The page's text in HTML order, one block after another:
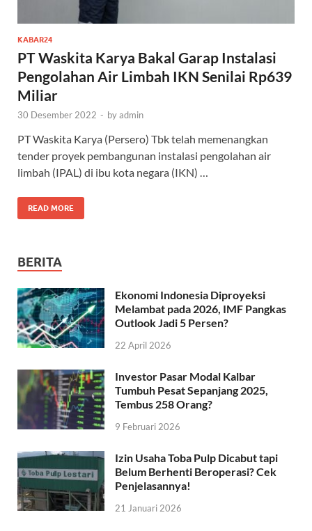
KABAR24
PT Waskita Karya Bakal Garap Instalasi
Pengolahan Air Limbah IKN Senilai Rp639
Miliar
30 Desember 2022 - byadmin
PT Waskita Karya (Persero) Tbk telah memenangkan
tender proyek pembangunan instalasi pengolahan air
limbah (IPAL) di ibu kota negara (IKN) …
READ MORE
BERITA
Ekonomi Indonesia Diproyeksi
Melambat pada 2026, IMF Pangkas
Outlook Jadi 5 Persen?
22 April 2026
Investor Pasar Modal Kalbar
Tumbuh Pesat Sepanjang 2025,
Tembus 258 Orang?
9 Februari 2026
Izin Usaha Toba Pulp Dicabut tapi
Belum Berhenti Beroperasi? Cek
Penjelasannya!
21 Januari 2026